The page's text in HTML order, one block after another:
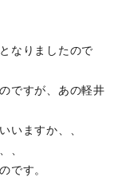
なりましたので
ですが、あの軽井
いますか、、
、
です。